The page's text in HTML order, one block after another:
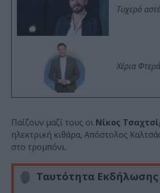
Τυχερό
Χέρια
Παίζουν μαζί τους οι Νίκος
ηλεκτρική κιθάρα, Απόστολος
στο τρομπόνι.
Ταυτότητα Εκδήλωσης